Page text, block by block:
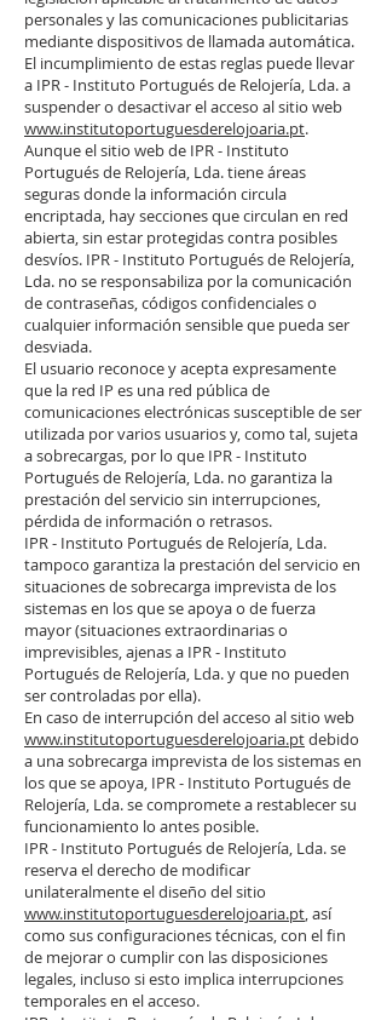
personales y las comunicaciones publicitarias
mediante dispositivos de llamada automática.
El incumplimiento de estas reglas puede llevar
a IPR - Instituto Portugués de Relojería, Lda. a
suspender o desactivar el acceso al sitio web
www.institutoportuguesderelojoaria.pt.
Aunque el sitio web de IPR - Instituto
Portugués de Relojería, Lda. tiene áreas
seguras donde la información circula
encriptada, hay secciones que circulan en red
abierta, sin estar protegidas contra posibles
desvíos. IPR - Instituto Portugués de Relojería,
Lda. no se responsabiliza por la comunicación
de contraseñas, códigos confidenciales o
cualquier información sensible que pueda ser
desviada.
El usuario reconoce y acepta expresamente
que la red IP es una red pública de
comunicaciones electrónicas susceptible de ser
utilizada por varios usuarios y, como tal, sujeta
a sobrecargas, por lo que IPR - Instituto
Portugués de Relojería, Lda. no garantiza la
prestación del servicio sin interrupciones,
pérdida de información o retrasos.
IPR - Instituto Portugués de Relojería, Lda.
tampoco garantiza la prestación del servicio en
situaciones de sobrecarga imprevista de los
sistemas en los que se apoya o de fuerza
mayor (situaciones extraordinarias o
imprevisibles, ajenas a IPR - Instituto
Portugués de Relojería, Lda. y que no pueden
ser controladas por ella).
En caso de interrupción del acceso al sitio web
www.institutoportuguesderelojoaria.ptdebido
a una sobrecarga imprevista de los sistemas en
los que se apoya, IPR - Instituto Portugués de
Relojería, Lda. se compromete a restablecer su
funcionamiento lo antes posible.
IPR - Instituto Portugués de Relojería, Lda. se
reserva el derecho de modificar
unilateralmente el diseño del sitio
www.institutoportuguesderelojoaria.pt, así
como sus configuraciones técnicas, con el fin
de mejorar o cumplir con las disposiciones
legales, incluso si esto implica interrupciones
temporales en el acceso.